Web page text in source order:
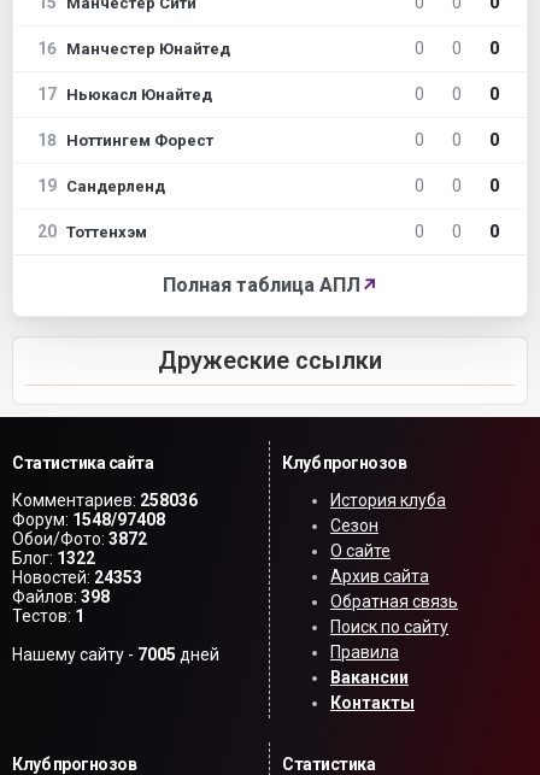
16 Манчестер Юнайтед 0 0 0
17 Ньюкасл Юнайтед 0 0 0
18 Ноттингем Форест 0 0 0
19 Сандерленд 0 0 0
20 Тоттенхэм 0 0 0
Полная таблица АПЛ ↗
Дружеские ссылки
Статистика сайта
Комментариев: 258036
Форум: 1548/97408
Обои/Фото: 3872
Блог: 1322
Новостей: 24353
Файлов: 398
Тестов: 1
Нашему сайту - 7005 дней
Клуб прогнозов
История клуба
Сезон
О сайте
Архив сайта
Обратная связь
Поиск по сайту
Правила
Вакансии
Контакты
Клуб прогнозов Статистика